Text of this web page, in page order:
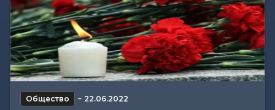
Общество − 22.06.2022